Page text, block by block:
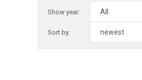
Show year:
Sort by: